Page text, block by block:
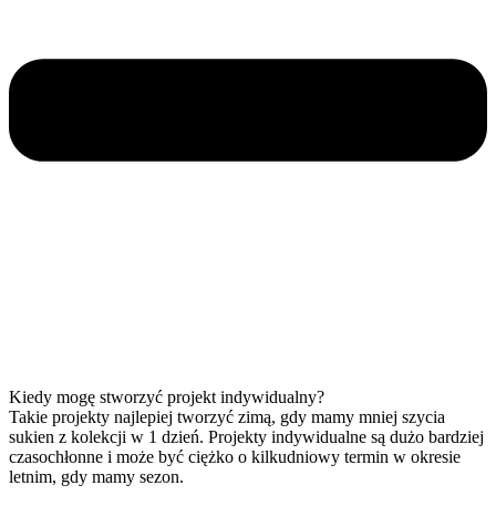
Kiedy mogę stworzyć projekt indywidualny?
Takie projekty najlepiej tworzyć zimą, gdy mamy mniej szycia
sukien z kolekcji w 1 dzień. Projekty indywidualne są dużo bardziej
czasochłonne i może być ciężko o kilkudniowy termin w okresie
letnim, gdy mamy sezon.